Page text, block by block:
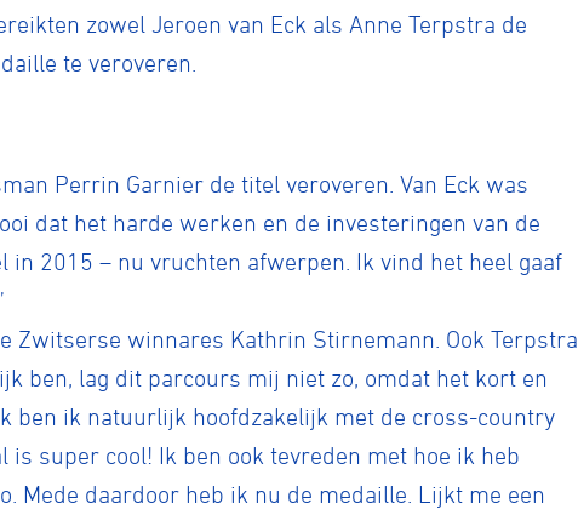
zowel Jeroen van Eck als Anne Terpstra de
te veroveren.
Perrin Garnier de titel veroveren. Van Eck was
dat het harde werken en de investeringen van de
2015 – nu vruchten afwerpen. Ik vind het heel gaaf
Zwitserse winnares Kathrin Stirnemann. Ook Terpstra
ben, lag dit parcours mij niet zo, omdat het kort en
ben ik natuurlijk hoofdzakelijk met de cross-country
super cool! Ik ben ook tevreden met hoe ik heb
Mede daardoor heb ik nu de medaille. Lijkt me een